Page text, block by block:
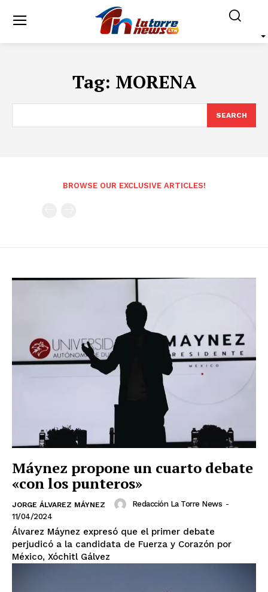
Tag: MORENA
SEARCH
BROWSE OUR EXCLUSIVE ARTICLES!
Máynez propone un cuarto debate
«con los punteros»
JORGE ÁLVAREZ MÁYNEZ Redacción La Torre News -
11/04/2024
Álvarez Máynez expresó que el primer debate
perjudicó a la candidata de Fuerza y Corazón por
México, Xóchitl Gálvez